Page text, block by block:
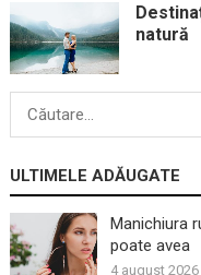
natură
Caută
ULTIMELE ADĂUGATE
Manichiura
poate avea
4 august 2026